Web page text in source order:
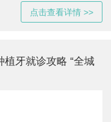
点击查看详情 >>
牙就诊攻略 “全城